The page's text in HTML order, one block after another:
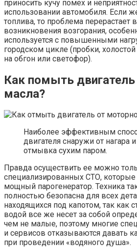
приносить кучу помех и
использовании автомобиля. Если
топлива, то проблема перерастает
возникновения возгорания,
используется с повышенными
городском цикле (пробки,
на обгон или светофор).
Как помыть
масла?
Наиболее эффективным
двигателя снаружи от нагара и
отмывка сухим паром.
Правда осуществить ее можно
специализированных СТО,
мощный парогенератор. Техника
полностью безопасна для всех
находящихся под капотом, так как
водой все же несет за собой
чем не малые, поэтому многие
и сервисов отказываются давать
при проведении «водяного душа».